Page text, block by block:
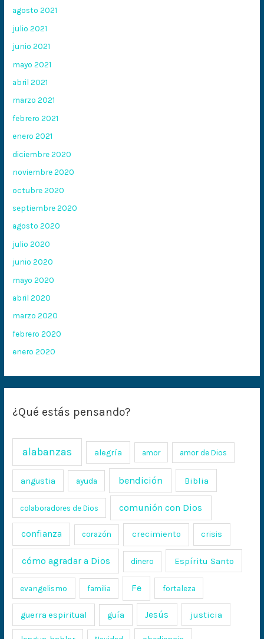
agosto 2021
julio 2021
junio 2021
mayo 2021
abril 2021
marzo 2021
febrero 2021
enero 2021
diciembre 2020
noviembre 2020
octubre 2020
septiembre 2020
agosto 2020
julio 2020
junio 2020
mayo 2020
abril 2020
marzo 2020
febrero 2020
enero 2020
¿Qué estás pensando?
alabanzas alegría amor amor de Dios
angustia ayuda bendición Biblia
colaboradores de Dios comunión con Dios
confianza corazón crecimiento crisis
cómo agradar a Dios dinero Espíritu Santo
evangelismo familia Fe fortaleza
guerra espiritual guía Jesús justicia